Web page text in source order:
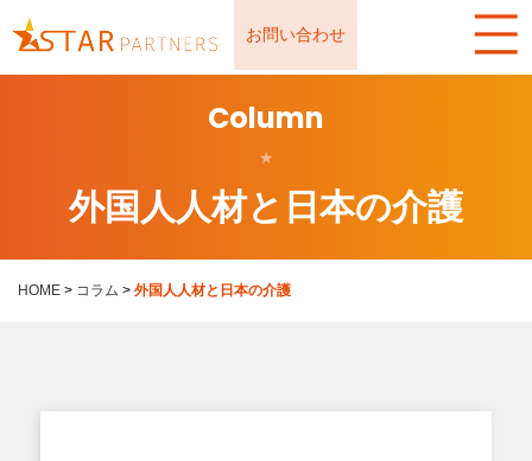
お問い合わせ
Column
★
外国人人材と日本の介護
HOME > コラム > 外国人人材と日本の介護